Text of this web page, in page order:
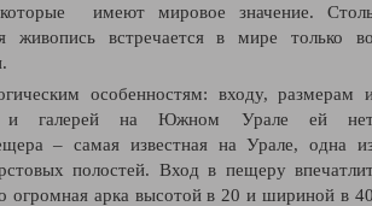
которые имеют мировое значение.
живопись встречается в мире только
особенностям: входу, размерам
и галерей на Южном Урале ей
– самая известная на Урале, одна
полостей. Вход в пещеру
огромная арка высотой в 20 и шириной в